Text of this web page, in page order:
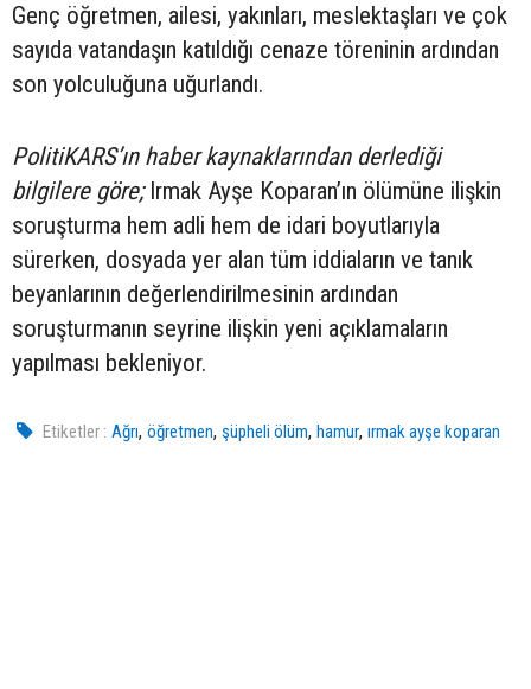
Genç öğretmen, ailesi, yakınları, meslektaşları ve çok
sayıda vatandaşın katıldığı cenaze töreninin ardından
son yolculuğuna uğurlandı.
PolitiKARS’ın haber kaynaklarından derlediği
bilgilere göre;Irmak Ayşe Koparan’ın ölümüne ilişkin
soruşturma hem adli hem de idari boyutlarıyla
sürerken, dosyada yer alan tüm iddiaların ve tanık
beyanlarının değerlendirilmesinin ardından
soruşturmanın seyrine ilişkin yeni açıklamaların
yapılması bekleniyor.
Etiketler : Ağrı,öğretmen,şüpheli ölüm,hamur,ırmak ayşe koparan